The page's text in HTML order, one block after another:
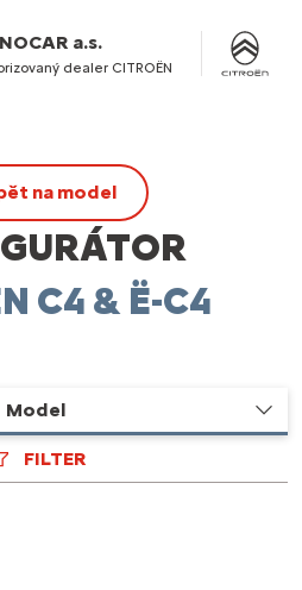
a.s.
dealer CITROËN
na model
C4 & Ë-C4
Model
FILTER